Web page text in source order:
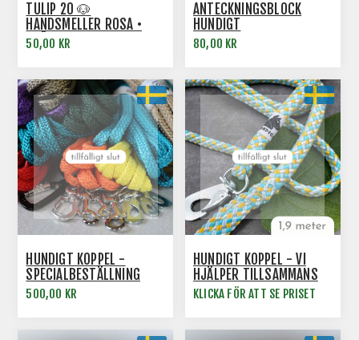
TULIP 20 🐶
HANDSMELLER ROSA •
TVÅ-I-ETT
50,00 KR
ANTECKNINGSBLOCK
HUNDIGT
80,00 KR
HUNDIGT KOPPEL -
SPECIALBESTÄLLNING
500,00 KR
HUNDIGT KOPPEL - VI
HJÄLPER TILLSAMMANS
💛💙 - 13MM / 1,9M
KLICKA FÖR ATT SE PRISET